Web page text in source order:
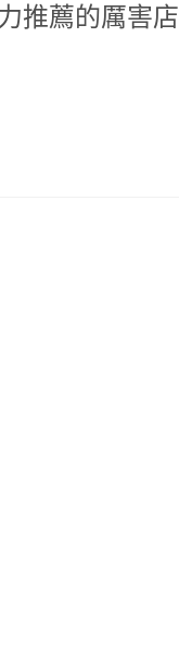
推薦的厲害店